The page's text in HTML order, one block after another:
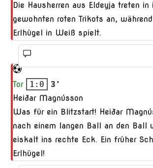
Die Hausherren aus Eldeyja treten in
gewohnten roten Trikots an,
Erlhügel in Weiß spielt.
Tor 1:0
3'
Heiðar Magnússon
Was für ein Blitzstart! Heiðar
nach einem langen Ball an den Ball
eiskalt ins rechte Eck. Ein früher
Erlhügel!